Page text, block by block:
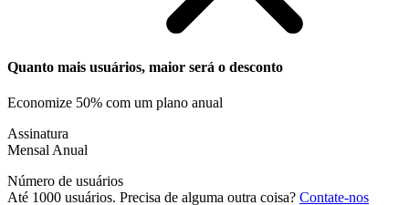
Quanto mais usuários, maior será o desconto
Economize 50% com um plano anual
Assinatura
Mensal Anual
Número de usuários
Até 1000 usuários. Precisa de alguma outra coisa? Contate-nos